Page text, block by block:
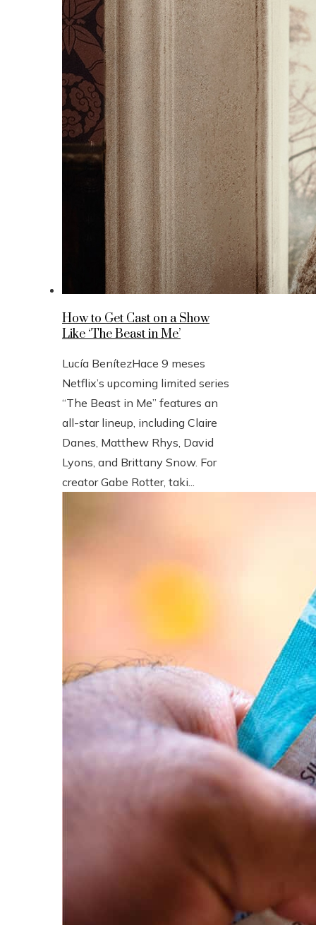
How to Get Cast on a Show
Like ‘The Beast in Me’
Lucía BenítezHace 9 meses
Netflix’s upcoming limited series
“The Beast in Me” features an
all-star lineup, including Claire
Danes, Matthew Rhys, David
Lyons, and Brittany Snow. For
creator Gabe Rotter, taki...